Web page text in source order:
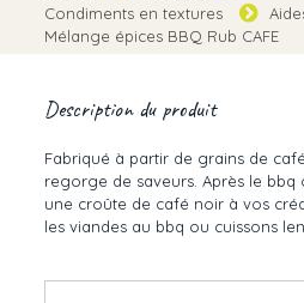
Condiments en textures
Mélange épices BBQ Rub CAFE
Description du produit
Fabriqué à partir de grains de
regorge de saveurs. Après le
une croûte de café noir à vos
les viandes au bbq ou cuissons